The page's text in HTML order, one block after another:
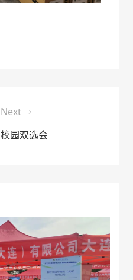
Next
校园双选会